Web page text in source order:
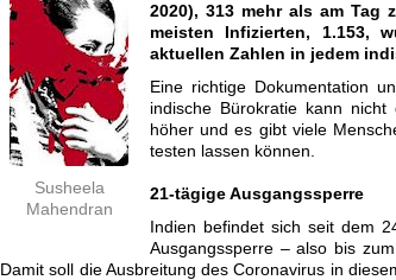
Susheela
Mahendran
2020), 313 mehr als am Tag
meisten Infizierten, 1.153,
aktuellen Zahlen in jedem
Eine richtige Dokumentation
indische Bürokratie kann nicht
höher und es gibt viele
testen lassen können.
21-tägige Ausgangssperre
Indien befindet sich seit dem
Ausgangssperre – also bis
Damit soll die Ausbreitung des Coronavirus in